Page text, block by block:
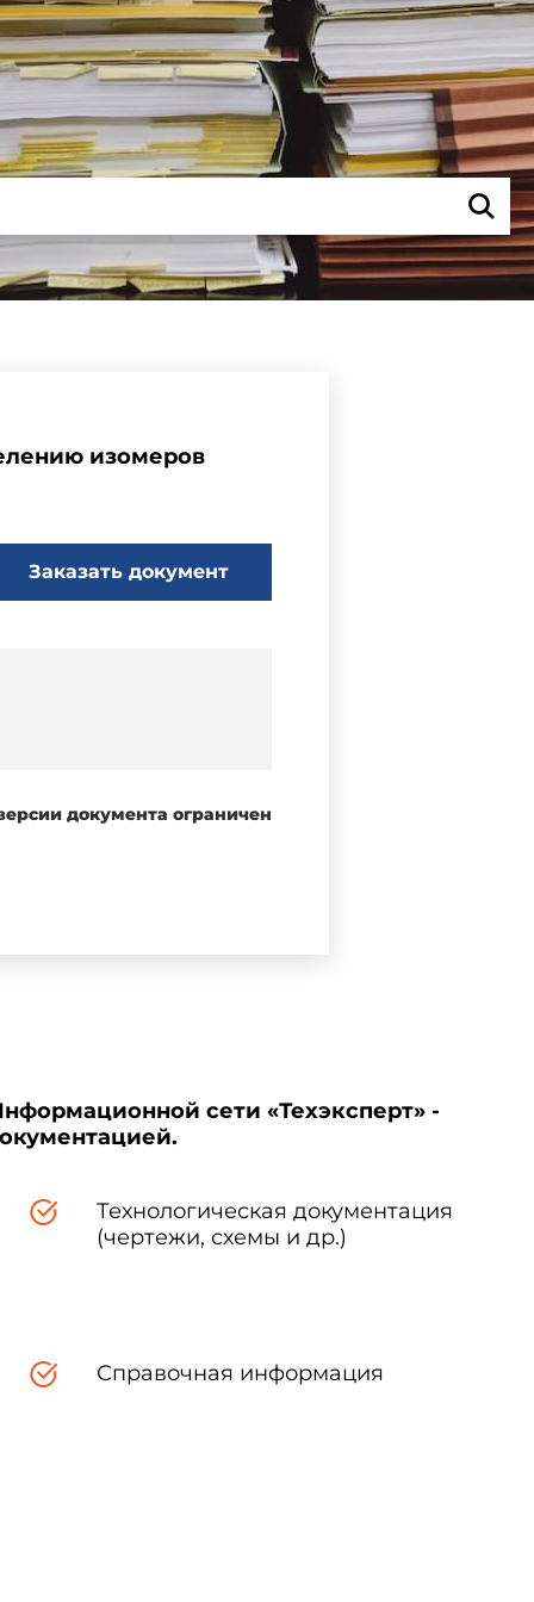
изомеров
Заказать документ
документа ограничен
сети «Техэксперт» -
Технологическая документация
(чертежи, схемы и др.)
Справочная информация